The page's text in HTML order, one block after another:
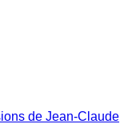
de Jean-Claude